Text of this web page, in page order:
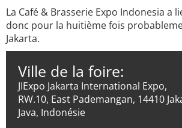
La Café & Brasserie Expo Indonesia a
donc pour la huitième fois
Jakarta.
Ville de la foire:
JIExpo Jakarta International Expo,
RW.10, East Pademangan, 14410
Java, Indonésie